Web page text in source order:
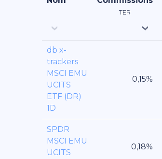
TER
db x-
trackers
MSCI EMU
UCITS
ETF (DR)
1D
SPDR
MSCI EMU
UCITS